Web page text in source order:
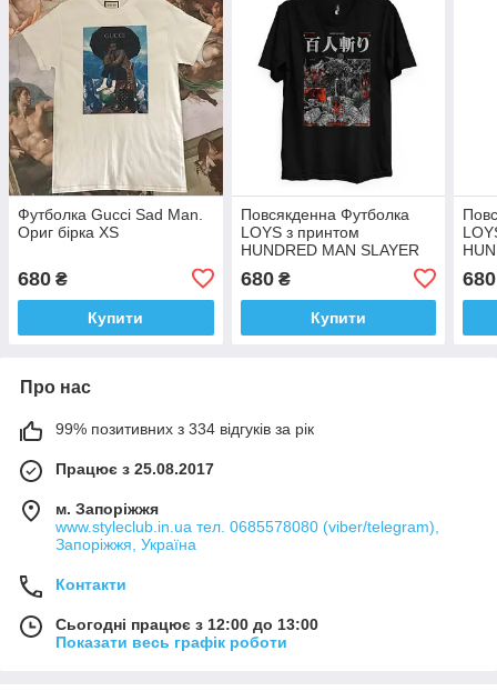
Футболка Gucci Sad Man.
Ориг бірка XS
680 ₴
Купити
Повсякденна Футболка
LOYS з принтом
HUNDRED MAN SLAYER
680₴
Купити
680
Про нас
99% позитивних з 334 відгуків за рік
Працює з 25.08.2017
м. Запоріжжя
www.styleclub.in.ua тел. 0685578080 (viber/telegram),
Запоріжжя, Україна
Контакти
Сьогодні працює з 12:00 до 13:00
Показати весь графік роботи